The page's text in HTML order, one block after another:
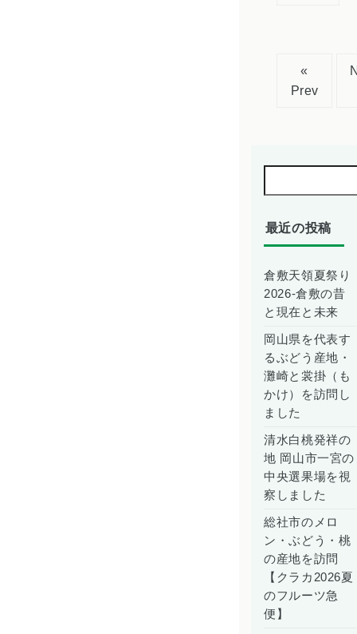
«
Prev
最近の投稿
倉敷天領夏祭り
2026-倉敷の昔
と現在と未来
岡山県を代表す
るぶどう産地・
灘崎と裳掛（も
かけ）を訪問し
ました
清水白桃発祥の
地 岡山市一宮の
中央選果場を視
察しました
総社市のメロ
ン・ぶどう・桃
の産地を訪問
【クラカ2026夏
のフルーツ急
便】